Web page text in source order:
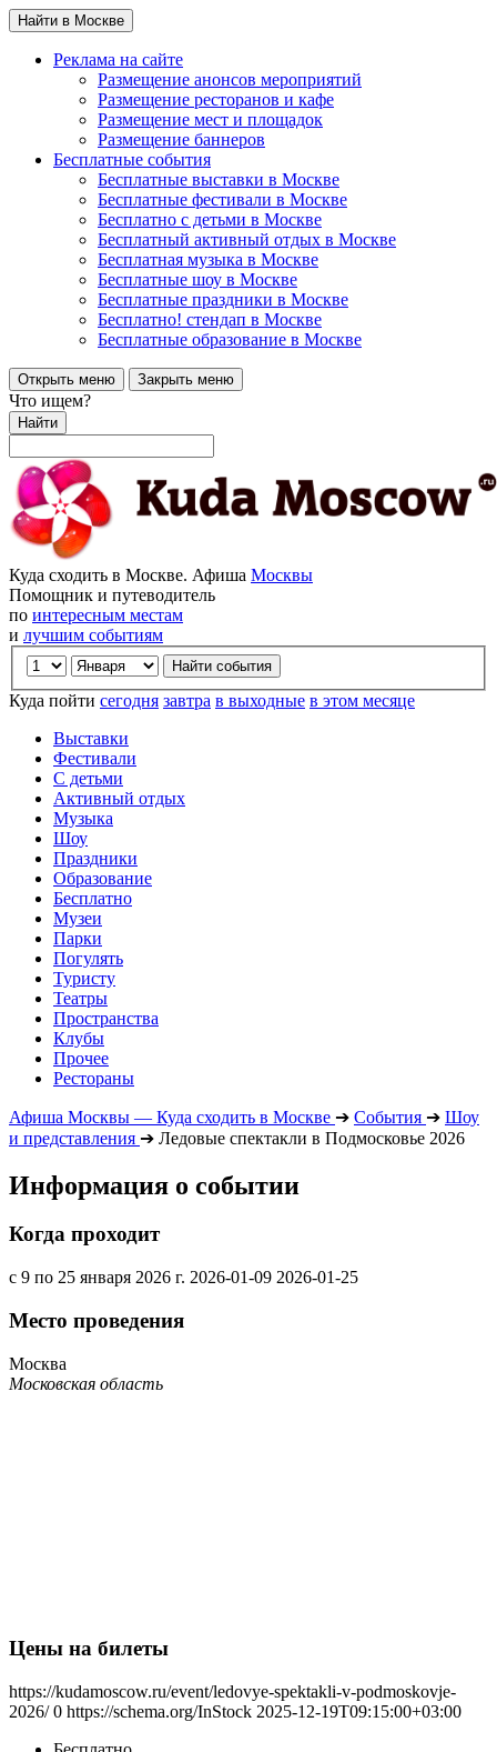
Найти в Москве
Реклама на сайте
Размещение анонсов мероприятий
Размещение ресторанов и кафе
Размещение мест и площадок
Размещение баннеров
Бесплатные события
Бесплатные выставки в Москве
Бесплатные фестивали в Москве
Бесплатно с детьми в Москве
Бесплатный активный отдых в Москве
Бесплатная музыка в Москве
Бесплатные шоу в Москве
Бесплатные праздники в Москве
Бесплатно! стендап в Москве
Бесплатные образование в Москве
Открыть меню Закрыть меню
Что ищем?
Найти
Куда сходить в Москве. Афиша Москвы
Помощник и путеводитель
по интересным местам
и лучшим событиям
Куда пойти сегодня завтра в выходные в этом месяце
Выставки
Фестивали
С детьми
Активный отдых
Музыка
Шоу
Праздники
Образование
Бесплатно
Музеи
Парки
Погулять
Туристу
Театры
Пространства
Клубы
Прочее
Рестораны
Афиша Москвы — Куда сходить в Москве ➔ События ➔ Шоу
и представления ➔ Ледовые спектакли в Подмосковье 2026
Информация о событии
Когда проходит
с 9 по 25 января 2026 г. 2026-01-09 2026-01-25
Место проведения
Москва
Московская область
Цены на билеты
https://kudamoscow.ru/event/ledovye-spektakli-v-podmoskovje-
2026/ 0 https://schema.org/InStock 2025-12-19T09:15:00+03:00